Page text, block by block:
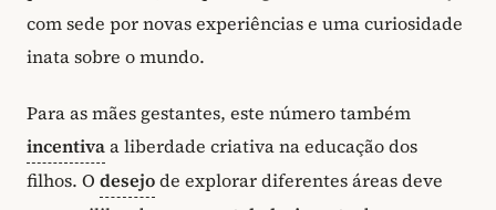
com sede por novas experiências e uma curiosidade
inata sobre o mundo.
Para as mães gestantes, este número também
incentivaa liberdade criativa na educação dos
filhos. O desejode explorar diferentes áreas deve